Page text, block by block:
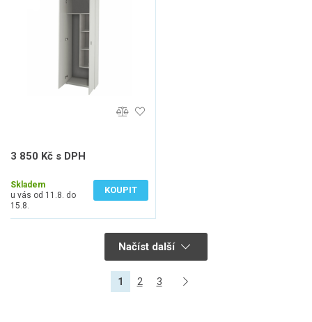
3 850 Kč s DPH
Skladem
u vás od 11.8. do
15.8.
KOUPIT
Načíst další
1 2 3